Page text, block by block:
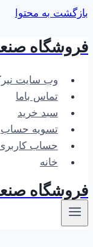
بازگشت به محتوا
فروشگاه
وب سایت
تماس باما
سبد خرید
تسویه حساب
حساب
خانه
فروشگاه